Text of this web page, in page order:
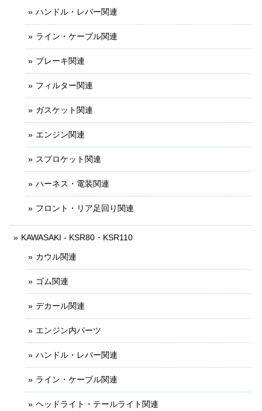
ハンドル・レバー関連
ライン・ケーブル関連
ブレーキ関連
フィルター関連
ガスケット関連
エンジン関連
スプロケット関連
ハーネス・電装関連
フロント・リア足回り関連
KAWASAKI - KSR80・KSR110
カウル関連
ゴム関連
デカール関連
エンジン内パーツ
ハンドル・レバー関連
ライン・ケーブル関連
ヘッドライト・テールライト関連